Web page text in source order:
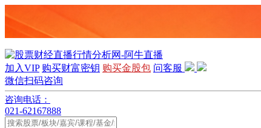
加入VIP 购买财富密钥 购买金股包 问客服
微信扫码咨询
咨询电话：
021-62167888